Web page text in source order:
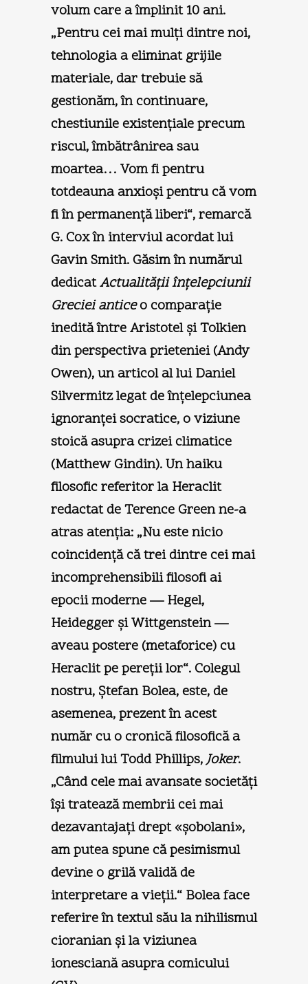
volum care a împlinit 10 ani.
„Pentru cei mai mulţi dintre noi,
tehnologia a eliminat grijile
materiale, dar trebuie să
gestionăm, în continuare,
chestiunile existenţiale precum
riscul, îmbătrânirea sau
moartea… Vom fi pentru
totdeauna anxioşi pentru că vom
fi în permanenţă liberi“, remarcă
G. Cox în interviul acordat lui
Gavin Smith. Găsim în numărul
dedicatActualităţii înţelepciunii
Greciei anticeo comparaţie
inedită între Aristotel şi Tolkien
din perspectiva prieteniei (Andy
Owen), un articol al lui Daniel
Silvermitz legat de înţelepciunea
ignoranţei socratice, o viziune
stoică asupra crizei climatice
(Matthew Gindin). Un haiku
filosofic referitor la Heraclit
redactat de Terence Green ne-a
atras atenţia: „Nu este nicio
coincidenţă că trei dintre cei mai
incomprehensibili filosofi ai
epocii moderne — Hegel,
Heidegger şi Wittgenstein —
aveau postere (metaforice) cu
Heraclit pe pereţii lor“. Colegul
nostru, Ştefan Bolea, este, de
asemenea, prezent în acest
număr cu o cronică filosofică a
filmului lui Todd Phillips,Joker.
„Când cele mai avansate societăţi
îşi tratează membrii cei mai
dezavantajaţi drept «şobolani»,
am putea spune că pesimismul
devine o grilă validă de
interpretare a vieţii.“ Bolea face
referire în textul său la nihilismul
cioranian şi la viziunea
ionesciană asupra comicului